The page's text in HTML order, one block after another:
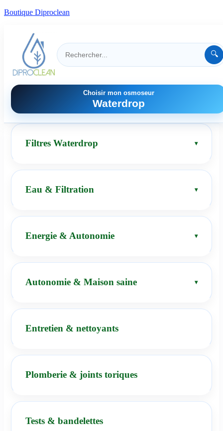
Boutique Diproclean
🔍
Choisir mon osmoseur
Waterdrop
Filtres Waterdrop
Eau & Filtration
Energie & Autonomie
Autonomie & Maison saine
Entretien & nettoyants
Plomberie & joints toriques
Tests & bandelettes